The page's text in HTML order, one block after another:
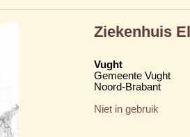
Ziekenhuis
Vught
Gemeente Vught
Noord-Brabant
Niet in gebruik